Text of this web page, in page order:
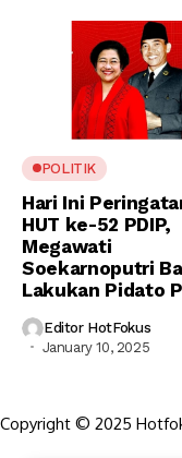
POLITIK
Hari Ini
HUT ke-52 PDIP,
Megawati
Soekarnoputri
Lakukan Pidato
Editor HotFokus
January 10, 2025
Copyright © 2025